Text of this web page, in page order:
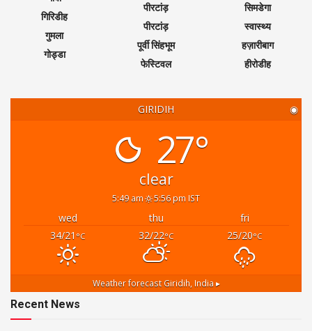
गिरिडीह
गुमला
गोड्डा
पीरटांड़
पीरटांड़
पूर्वी सिंहभूम
फेस्टिवल
सिमडेगा
स्वास्थ्य
हज़ारीबाग
हीरोडीह
GIRIDIH ◉
27°
clear
5:49 am 5:56 pm IST
wed thu
fri
34/21 °C 32/22°C 25/20°C
Weather forecast Giridih, India ▸
Recent News